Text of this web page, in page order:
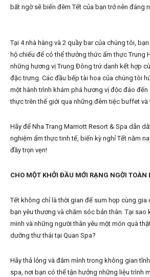
bất ngờ sẽ biến đêm Tết của bạn trở nên đáng
Tại 4 nhà hàng và 2 quầy bar của chúng tôi,
hộ chiếu để có thể thưởng thức ẩm thực Trung
những hương vị Trung Đông trứ danh kết hợp
đặc trưng. Các đầu bếp tài hoa của chúng tôi
một hành trình khám phá hương vị độc đáo
thực trên thế giới qua những đêm tiệc buffet
Hãy để Nha Trang Marriott Resort & Spa dẫn
nghiệm ẩm thực tinh tế, biến kỳ nghỉ Tết năm
đầy trọn vẹn!
CHO MỘT KHỞI ĐẦU MỚI RẠNG NGỜI TOÀN
Tết không chỉ là thời gian để sum họp cùng gia
bạn yêu thương và chăm sóc bản thân. Tại
mình và những người thân yêu một món quà
dưỡng thư thái tại Quan Spa?
Hãy thả lỏng và đắm mình trong không gian
spa, nơi bạn có thể tận hưởng những liệu trình